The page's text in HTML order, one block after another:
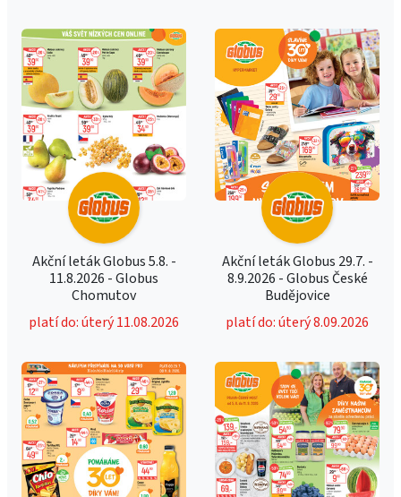
Akční leták Globus 5.8. -
11.8.2026 - Globus
Chomutov
platí do: úterý 11.08.2026
Akční leták Globus 29.7. -
8.9.2026 - Globus České
Budějovice
platí do: úterý 8.09.2026